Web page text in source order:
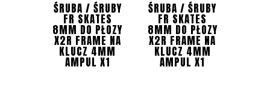
ŚRUBA / ŚRUBY
FR SKATES
8MM DO PŁOZY
X2R FRAME NA
KLUCZ 4MM
AMPUL X1
ŚRUBA / ŚRUBY
FR SKATES
8MM DO PŁOZY
X2R FRAME NA
KLUCZ 4MM
AMPUL X1